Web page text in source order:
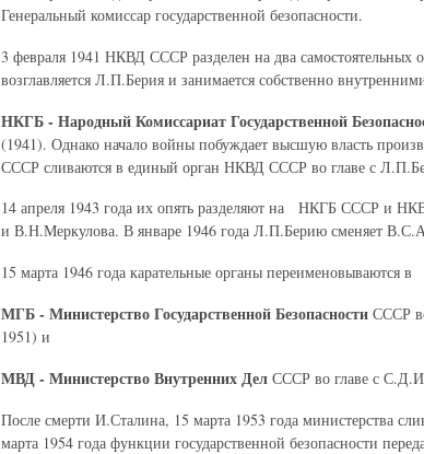
Генеральный комиссар государственной безопасности.
3 февраля 1941 НКВД СССР разделен на два
возглавляется Л.П.Берия и занимается собственно
НКГБ - Народный Комиссариат Государственной
(1941). Однако начало войны побуждает высшую власть
СССР сливаются в единый орган НКВД СССР во главе с
14 апреля 1943 года их опять разделяют на НКГБ СССР и
и В.Н.Меркулова. В январе 1946 года Л.П.Берию сменяет
15 марта 1946 года карательные органы переименовываются в
МГБ - Министерство Государственной Безопасности СССР
1951) и
МВД - Министерство Внутренних Дел СССР во главе с
После смерти И.Сталина, 15 марта 1953 года министерства
марта 1954 года функции государственной безопасности